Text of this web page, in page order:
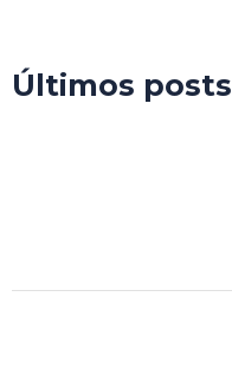
Últimos posts